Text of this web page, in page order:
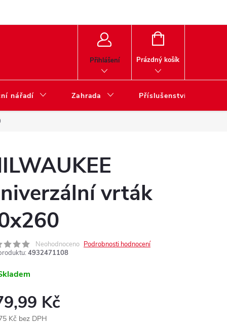
Přihlášení
NÁKUPNÍ
Prázdný košík
nářadí Zahrada Příslušenství
vrták
Neohodnoceno Podrobnosti hodnocení
4932471108
Kč
Kč bez DPH